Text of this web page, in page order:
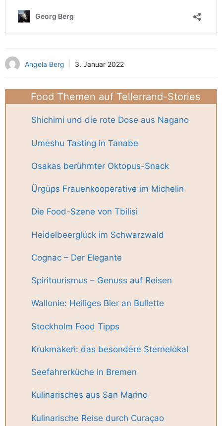
Angela Berg 3. Januar 2022
Food Themen auf Tellerrand-Stories
Shichimi und die rote Dose aus Nagano
Umeshu Tasting in Tanabe
Osakas berühmter Oktopus-Snack
Ürgüps Frauenkooperative im Michelin
Die Food-Szene von Tbilisi
Heidelbeerglück im Schwarzwald
Cognac – Der Elegante
Spiritourismus – Genuss auf Reisen
Wallonie: Heiliges Bier an Bullette
Stockholm Food Tipps
Krukmakeri: das besondere Sternelokal
Seefahrerküche in Bremen
Kulinarisches aus San Marino
Kulinarische Reise durch Curaçao